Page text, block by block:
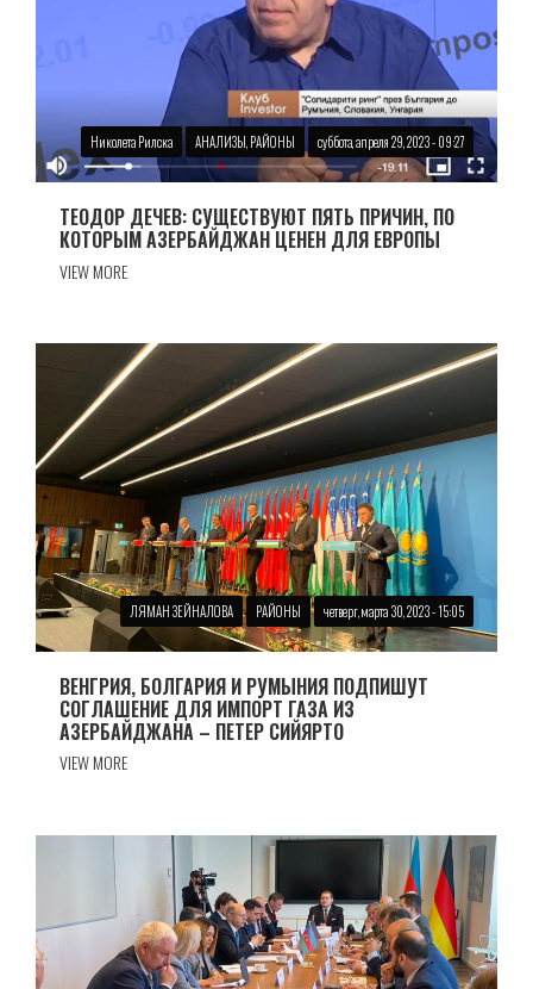
Николета Рилска АНАЛИЗЫ, РАЙОНЫ суббота, апреля 29, 2023 - 09:27
ТЕОДОР ДЕЧЕВ: СУЩЕСТВУЮТ ПЯТЬ ПРИЧИН, ПО
КОТОРЫМ АЗЕРБАЙДЖАН ЦЕНЕН ДЛЯ ЕВРОПЫ
VIEW MORE
ЛЯМАН ЗЕЙНАЛОВА РАЙОНЫ четверг, марта 30, 2023 - 15:05
ВЕНГРИЯ, БОЛГАРИЯ И РУМЫНИЯ ПОДПИШУТ
СОГЛАШЕНИЕ ДЛЯ ИМПОРТ ГАЗА ИЗ
АЗЕРБАЙДЖАНА – ПЕТЕР СИЙЯРТО
VIEW MORE